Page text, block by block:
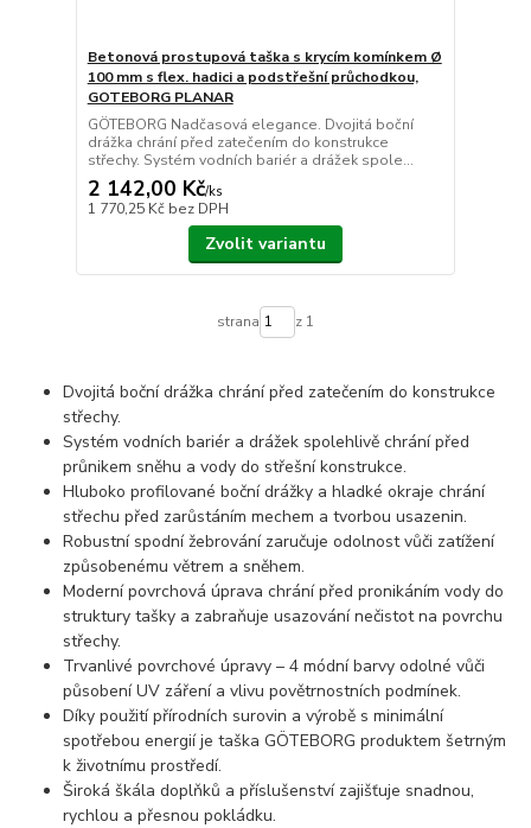
Betonová prostupová taška s krycím komínkem Ø
100 mm s flex. hadici a podstřešní průchodkou,
GOTEBORG PLANAR
GÖTEBORG Nadčasová elegance. Dvojitá boční
drážka chrání před zatečením do konstrukce
střechy. Systém vodních bariér a drážek spole...
2 142,00 Kč/ks
1 770,25 Kč bez DPH
Zvolit variantu
strana z 1
Dvojitá boční drážka chrání před zatečením do konstrukce
střechy.
Systém vodních bariér a drážek spolehlivě chrání před
průnikem sněhu a vody do střešní konstrukce.
Hluboko profilované boční drážky a hladké okraje chrání
střechu před zarůstáním mechem a tvorbou usazenin.
Robustní spodní žebrování zaručuje odolnost vůči zatížení
způsobenému větrem a sněhem.
Moderní povrchová úprava chrání před pronikáním vody do
struktury tašky a zabraňuje usazování nečistot na povrchu
střechy.
Trvanlivé povrchové úpravy – 4 módní barvy odolné vůči
působení UV záření a vlivu povětrnostních podmínek.
Díky použití přírodních surovin a výrobě s minimální
spotřebou energií je taška GÖTEBORG produktem šetrným
k životnímu prostředí.
Široká škála doplňků a příslušenství zajišťuje snadnou,
rychlou a přesnou pokládku.